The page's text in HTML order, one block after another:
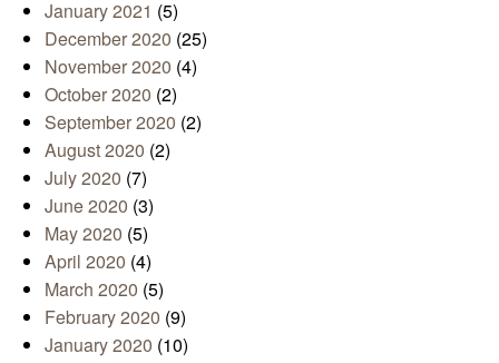
January 2021 (5)
December 2020 (25)
November 2020 (4)
October 2020 (2)
September 2020 (2)
August 2020 (2)
July 2020 (7)
June 2020 (3)
May 2020 (5)
April 2020 (4)
March 2020 (5)
February 2020 (9)
January 2020 (10)